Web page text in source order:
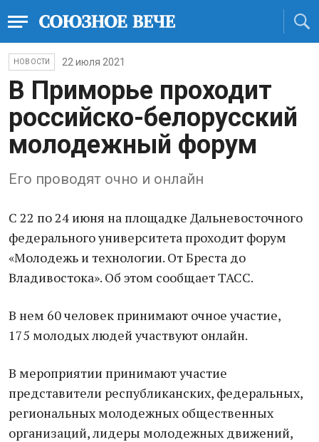
НОВОСТИ 22 июля 2021
В Приморье проходит
российско-белорусский
молодежный форум
Его проводят очно и онлайн
С 22 по 24 июня на площадке Дальневосточного
федерального университета проходит форум
«Молодежь и технологии. От Бреста до
Владивостока». Об этом сообщает ТАСС.
В нем 60 человек принимают очное участие,
175 молодых людей участвуют онлайн.
В мероприятии принимают участие
представители республиканских, федеральных,
региональных молодежных общественных
организаций, лидеры молодежных движений,